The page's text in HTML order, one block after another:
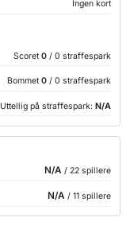
Ingen kort
Scoret 0 / 0 straffespark
Bommet 0 / 0 straffespark
Uttellig på straffespark: N/A
N/A / 22 spillere
N/A / 11 spillere